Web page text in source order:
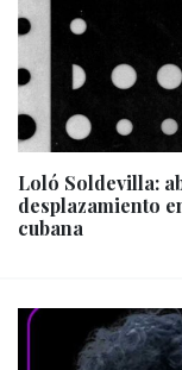
Loló Soldevilla:
desplazamiento
cubana